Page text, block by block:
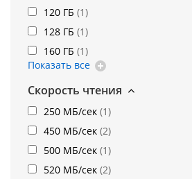
120 ГБ (1)
128 ГБ (1)
160 ГБ (1)
Показать все
Скорость чтения
250 МБ/сек (1)
450 МБ/сек (2)
500 МБ/сек (1)
520 МБ/сек (2)